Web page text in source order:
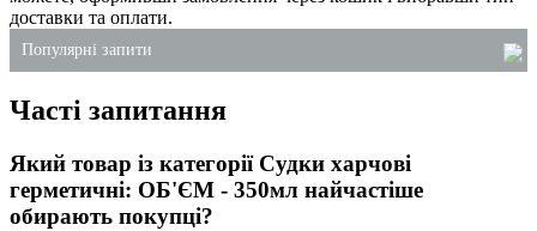
доставки та оплати.
Популярні запити
пакети для сміття купити київ
засоби для туалетів
ланч-бокси зі спіненого полістиролу
Часті запитання
Який товар із категорії Судки харчові
герметичні: ОБ'ЄМ - 350мл найчастіше
обирають покупці?